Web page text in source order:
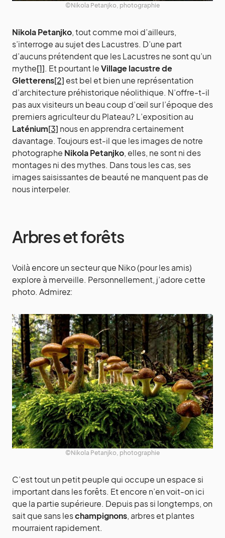
©Nikola Petanjko, photographie
Nikola Petanjko, tout comme moi d’ailleurs,
s’interroge au sujet des Lacustres. D’une part
d’aucuns prétendent que les Lacustres ne sont qu’un
mythe[1]. Et pourtant leVillage lacustre de
Gletterens[2] est bel et bien une représentation
d’architecture préhistorique néolithique. N’offre-t-il
pas aux visiteurs un beau coup d’œil sur l’époque des
premiers agriculteur du Plateau? L’exposition au
Laténium[3] nous en apprendra certainement
davantage. Toujours est-il que les images de notre
photographe Nikola Petanjko, elles, ne sont ni des
montages ni des mythes. Dans tous les cas, ses
images saisissantes de beauté ne manquent pas de
nous interpeler.
Arbres et forêts
Voilà encore un secteur que Niko (pour les amis)
explore à merveille. Personnellement, j’adore cette
photo. Admirez:
©Nikola Petanjko, photographie
C’est tout un petit peuple qui occupe un espace si
important dans les forêts. Et encore n’en voit-on ici
que la partie supérieure. Depuis pas si longtemps, on
sait que sans leschampignons, arbres et plantes
mourraient rapidement.